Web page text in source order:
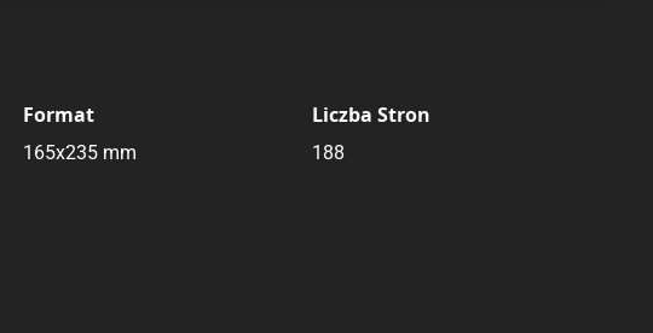
Format
165x235 mm
Liczba Stron
188